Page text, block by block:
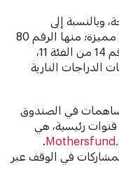
رقم» الخيري 555 لوحة، وبالنسبة إلى
المركبات العادية، تضمنت القائمة أرقاماً مميزة؛ منها الرقم 80
من الفئة 1، والرقم 111 من الفئة 16، والرقم 14 من الفئة 11،
النارية
في الصندوق
رئيسية، هي
.
في الوقف عبر